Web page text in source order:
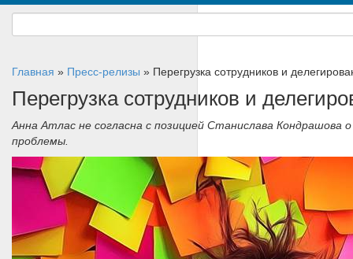
Главная » Пресс-релизы » Перегрузка сотрудников и
Перегрузка сотрудников и
Анна Атлас не согласна с позицией Станислава
проблемы.